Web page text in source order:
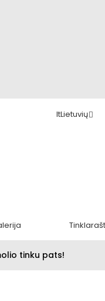
ltLietuvių
tinku pats!